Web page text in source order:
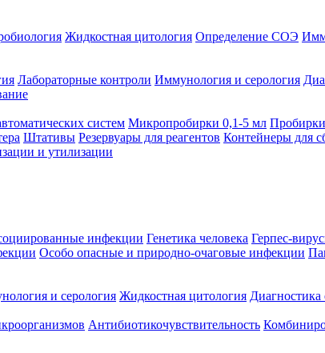
Жидкостная цитология Определение СОЭ
Лабораторные контроли Иммунология и серология
систем Микропробирки 0,1-5 мл
Штативы Резервуары для реагентов Контейнеры для
и утилизации
инфекции Генетика человека Герпес-
Особо опасные и природно-очаговые инфекции
и серология Жидкостная цитология Диагностика
Антибиотикочувствительность